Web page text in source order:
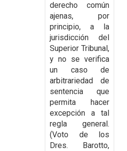
derecho común
ajenas, por
principio, a la
jurisdicción del
Superior Tribunal,
y no se verifica
un caso de
arbitrariedad de
sentencia que
permita hacer
excepción a tal
regla general.
(Voto de los
Dres. Barotto,